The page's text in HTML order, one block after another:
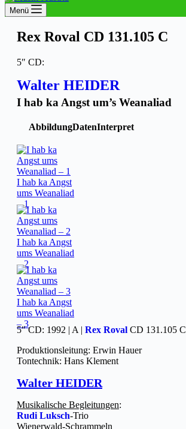
Menü
Rex Roval CD 131.105 C
5″ CD:
Walter HEIDER
I hab ka Angst um’s Weanaliad
AbbildungDatenInterpret
I hab ka Angst
ums Weanaliad
– 1
I hab ka Angst
ums Weanaliad
– 2
I hab ka Angst
ums Weanaliad
– 3
5″ CD: 1992 | A | Rex Roval CD 131.105 C
Produktionsleitung: Erwin Hauer
Tontechnik: Hans Klement
Walter HEIDER
Musikalische Begleitungen:
Rudi Luksch-Trio
Wienerwald-Schrammeln